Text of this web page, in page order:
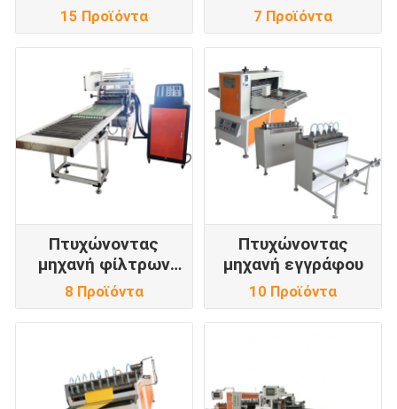
κατασκευάζει τη
μηχανή
15 Προϊόντα
φίλτρων
7 Προϊόντα
Πτυχώνοντας
μηχανή φίλτρων
αέρα
8 Προϊόντα
Πτυχώνοντας
μηχανή εγγράφου
10 Προϊόντα